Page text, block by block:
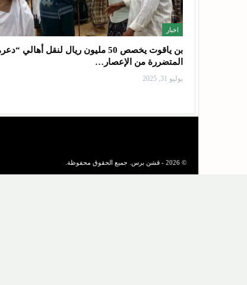
اخبار
بن ياقوت يخصص 50 مليون ريال لنقل أهالي
المتضررة من الإعصار…
يوليو 31, 2025
© 2026 - قشن برس. جميع الحقوق محفوظة.